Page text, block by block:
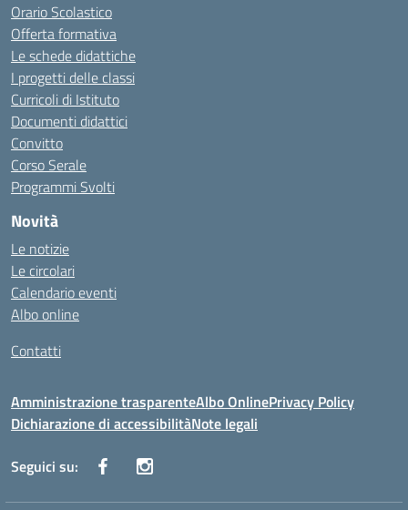
Orario Scolastico
Offerta formativa
Le schede didattiche
I progetti delle classi
Curricoli di Istituto
Documenti didattici
Convitto
Corso Serale
Programmi Svolti
Novità
Le notizie
Le circolari
Calendario eventi
Albo online
Contatti
Amministrazione trasparenteAlbo OnlinePrivacy Policy
Dichiarazione di accessibilitàNote legali
Seguici su: